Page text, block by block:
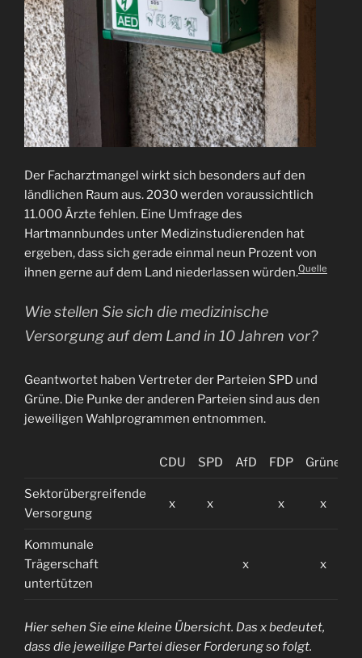
Der Facharztmangel wirkt sich besonders auf den
ländlichen Raum aus. 2030 werden voraussichtlich
11.000 Ärzte fehlen. Eine Umfrage des
Hartmannbundes unter Medizinstudierenden hat
ergeben, dass sich gerade einmal neun Prozent von
ihnen gerne auf dem Land niederlassen würden.Quelle
Wie stellen Sie sich die medizinische
Versorgung auf dem Land in 10 Jahren vor?
Geantwortet haben Vertreter der Parteien SPD und
Grüne. Die Punke der anderen Parteien sind aus den
jeweiligen Wahlprogrammen entnommen.
CDU SPD AfD FDP Grüne
Sektorübergreifende
Versorgung
x x x x
Kommunale
Trägerschaft
untertützen
x x
Hier sehen Sie eine kleine Übersicht. Das x bedeutet,
dass die jeweilige Partei dieser Forderung so folgt.